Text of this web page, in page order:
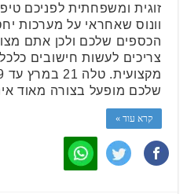
זוגית ומשפחתית לפניכם
וונוס שאחראי על מערכות
הכספים שלכם ולכן אתם
צריכים לעשות חישובים
שלכם מופעל בצורה מאוד
קרא עוד »